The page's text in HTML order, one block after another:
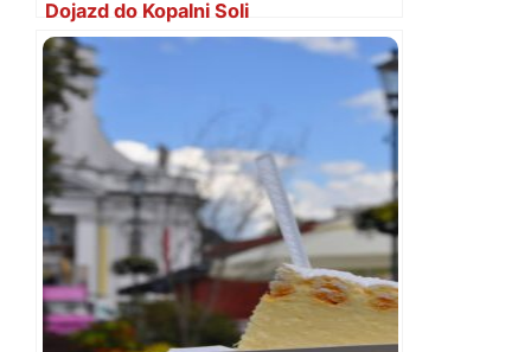
Dojazd do Kopalni Soli